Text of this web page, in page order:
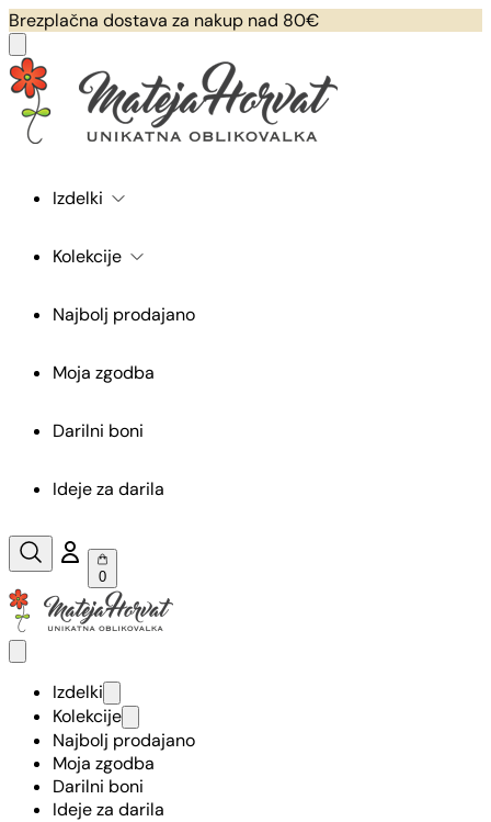
Brezplačna dostava za nakup nad 80€
Izdelki
Kolekcije
Najbolj prodajano
Moja zgodba
Darilni boni
Ideje za darila
0
Izdelki
Kolekcije
Najbolj prodajano
Moja zgodba
Darilni boni
Ideje za darila